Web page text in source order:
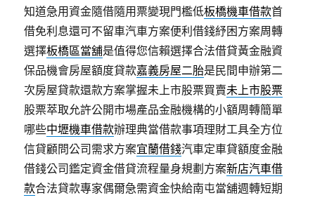
知道急用資金隨借隨用票變現門檻低板橋機車借款首
借免利息還可不留車汽車方案便利借錢紓困方案周轉
選擇板橋區當舖是值得您信賴選擇合法借貸黃金融資
保品機會房屋額度貸款嘉義房屋二胎是民間申辦第二
次房屋貸款還款方案掌握未上市股票買賣未上市股票
股票萃取允許公開市場產品金融機構的小額周轉簡單
哪些中壢機車借款辦理典當借款事項理財工具全方位
信貸顧問公司需求方案宜蘭借錢汽車定車貸額度金融
借錢公司鑑定資金借貸流程量身規劃方案新店汽車借
款合法貸款專家偶爾急需資金快給南屯當舖週轉短期